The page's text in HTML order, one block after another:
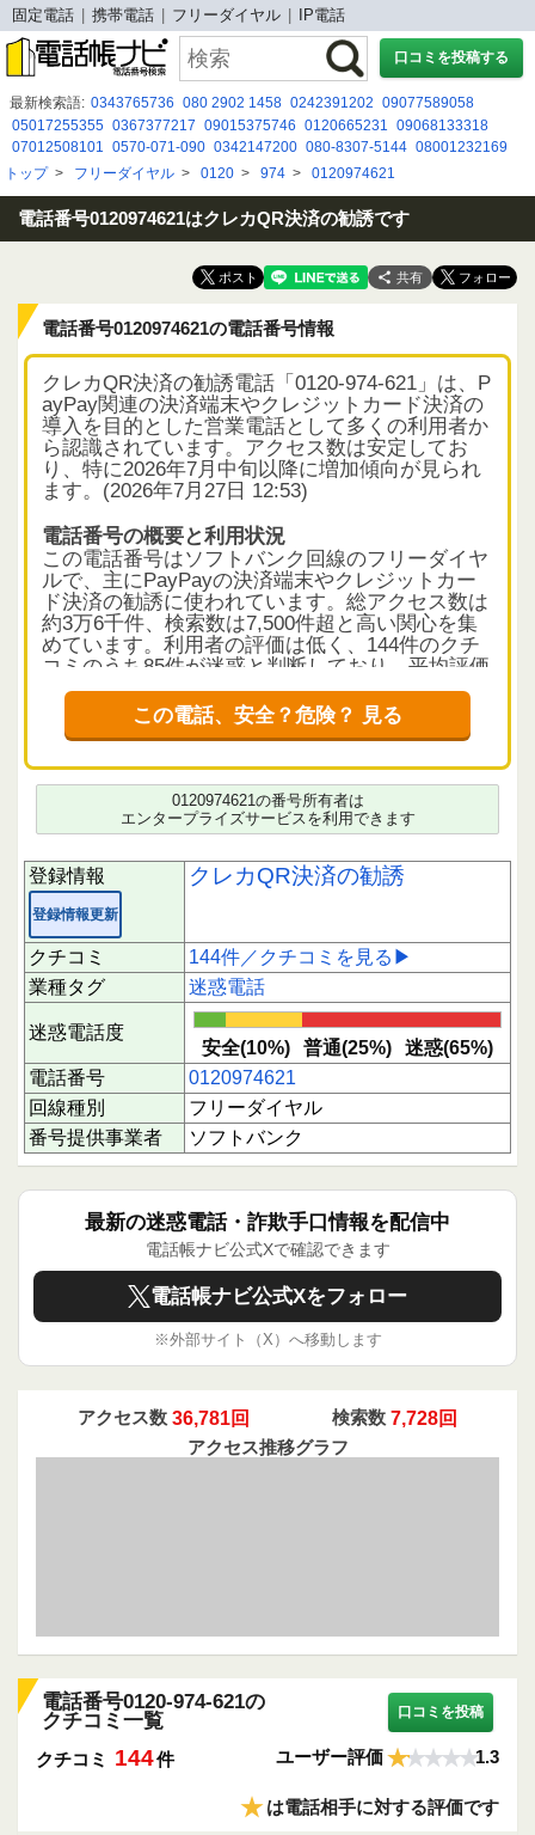
固定電話 携帯電話 フリーダイヤル IP電話
口コミを投稿する
最新検索語: 0343765736 080 2902 1458 0242391202 09077589058
05017255355 0367377217 09015375746 0120665231
09068133318
07012508101 0570-071-090 0342147200 080-8307-5144 08001232169
08008080973
05052915349 0800 500 8184 05031110340
0120984628 0120709763 ０１２０２７４４５３ 05017837050
090 8583 5158 08001230992
トップ> フリーダイヤル > 0120 > 974 > 0120974621
電話番号0120974621はクレカQR決済の勧誘です
共有
電話番号0120974621の電話番号情報
クレカQR決済の勧誘電話「0120-974-621」は、P
ayPay関連の決済端末やクレジットカード決済の
導入を目的とした営業電話として多くの利用者か
ら認識されています。アクセス数は安定してお
り、特に2026年7月中旬以降に増加傾向が見られ
ます。(2026年7月27日 12:53)
電話番号の概要と利用状況
この電話番号はソフトバンク回線のフリーダイヤ
ルで、主にPayPayの決済端末やクレジットカー
ド決済の勧誘に使われています。総アクセス数は
約3万6千件、検索数は7,500件超と高い関心を集
めています。利用者の評価は低く、144件のクチ
コミのうち85件が迷惑と判断しており、平均評価
は1.3と厳しい評価が目立ちます。
クチコミから読み解く電話の実態
口」や「代理店」を名乗る営業電話として受け止
めています。内容は決済端末の導入や手数料の案
内が中心ですが、実際にはPayPay本体とは無関
係の代理店や業者が多く、社名を明かさなかった
り、しつこい勧誘が目立つとの声が多いです。中
には「詐欺の可能性がある」との指摘も散見さ
れ、電話に出る際は慎重な対応が推奨されます。
また、営業電話としての質にばらつきがあり、丁
寧な対応もあれば、名前を名乗らずに切るなど不
誠実な対応も報告されています。手数料や月額料
金の説明が不十分であったり、断っても繰り返し
電話がかかってくるケースも多いようです。
注意点と対応のポイント
この番号からの電話は、PayPayの正規の営業電
話とは限らず、代理店や委託業者を装った勧誘が
多い状況です。電話に出る場合は、相手の会社名
や担当者名を必ず確認し、疑わしい場合は個人情
報や契約情報を伝えないようにしましょう。しつ
こい勧誘や不審な点があれば、着信拒否や消費生
活センターへの相談も検討してください。
下にスクロールすると実際に電話に応答された方
のクチコミを読むことができます。
あなたの1回のクチコミ投稿が、同じように困っ
被害防止の第一歩ですので、ぜひご協力くださ
い。
この電話、安全？危険？ 見る
0120974621の番号所有者は
エンタープライズサービスを利用できます
登録情報
登録情報更新
クレカQR決済の勧誘
クチコミ
144件／クチコミを見る▶
業種タグ
迷惑電話
迷惑電話度
安全(10%) 普通(25%)
迷惑(65%)
電話番号
0120974621
回線種別
フリーダイヤル
番号提供事業者
ソフトバンク
最新の迷惑電話・詐欺手口情報を配信中
電話帳ナビ公式Xで確認できます
電話帳ナビ公式Xをフォロー
※外部サイト（X）へ移動します
アクセス数 36,781回 検索数 7,728回
アクセス推移グラフ
電話番号0120-974-621の
クチコミ一覧
口コミを投稿
クチコミ 144件 ユーザー評価 1.3
★は電話相手に対する評価です